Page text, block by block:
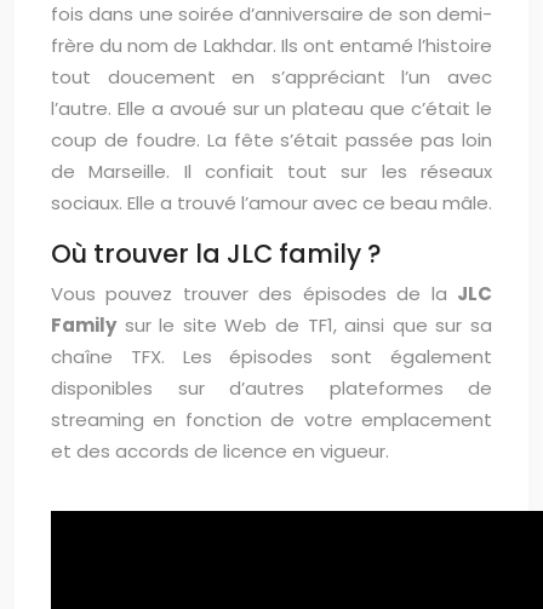
fois dans une soirée d’anniversaire de son demi-
frère du nom de Lakhdar. Ils ont entamé l’histoire
tout doucement en s’appréciant l’un avec
l’autre. Elle a avoué sur un plateau que c’était le
coup de foudre. La fête s’était passée pas loin
de Marseille. Il confiait tout sur les réseaux
sociaux. Elle a trouvé l’amour avec ce beau mâle.
Où trouver la JLC family ?
Vous pouvez trouver des épisodes de la JLC
Familysur le site Web de TF1, ainsi que sur sa
chaîne TFX. Les épisodes sont également
disponibles sur d’autres plateformes de
streaming en fonction de votre emplacement
et des accords de licence en vigueur.